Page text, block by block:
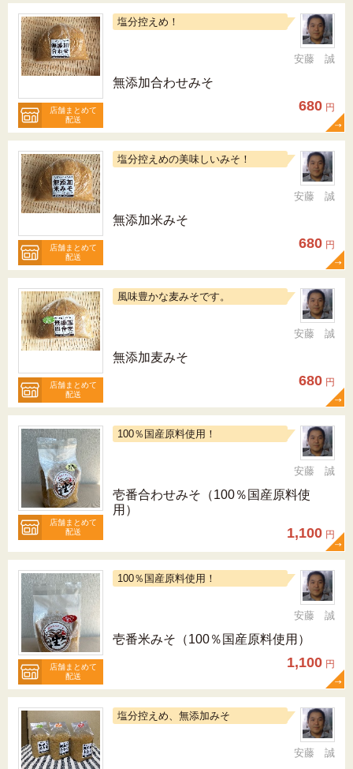
店舗まとめて
配送
塩分控えめ！
安藤 誠
無添加合わせみそ
680 円
店舗まとめて
配送
塩分控えめの美味しいみそ！
安藤 誠
無添加米みそ
680 円
店舗まとめて
配送
風味豊かな麦みそです。
安藤 誠
無添加麦みそ
680 円
店舗まとめて
配送
100％国産原料使用！
安藤 誠
壱番合わせみそ（100％国産原料使
用）
1,100 円
店舗まとめて
配送
100％国産原料使用！
安藤 誠
壱番米みそ（100％国産原料使用）
1,100 円
塩分控えめ、無添加みそ
安藤 誠